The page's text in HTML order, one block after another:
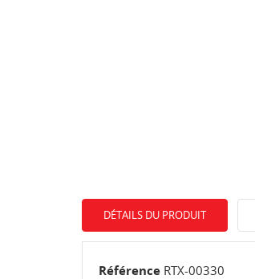
DÉTAILS DU PRODUIT
Référence RTX-00330